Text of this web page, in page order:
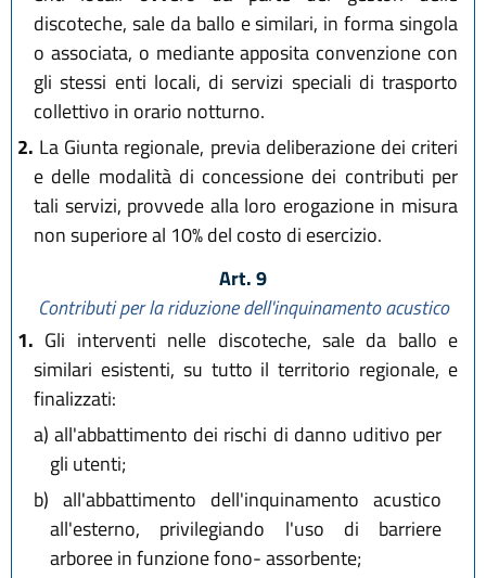
discoteche, sale da ballo e similari, in forma singola
o associata, o mediante apposita convenzione con
gli stessi enti locali, di servizi speciali di trasporto
collettivo in orario notturno.
2. La Giunta regionale, previa deliberazione dei criteri
e delle modalità di concessione dei contributi per
tali servizi, provvede alla loro erogazione in misura
non superiore al 10% del costo di esercizio.
Art. 9
Contributi per la riduzione dell'inquinamento acustico
1. Gli interventi nelle discoteche, sale da ballo e
similari esistenti, su tutto il territorio regionale, e
finalizzati:
a) all'abbattimento dei rischi di danno uditivo per
gli utenti;
b) all'abbattimento dell'inquinamento acustico
all'esterno, privilegiando l'uso di barriere
arboree in funzione fono- assorbente;